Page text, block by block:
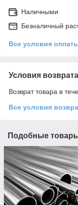
Наличными
Безналичный
Все условия
Условия возврата
Возврат товара в
Все условия
Подобные